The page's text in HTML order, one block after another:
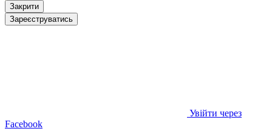
Закрити
Зареєструватись
Увійти через
Facebook